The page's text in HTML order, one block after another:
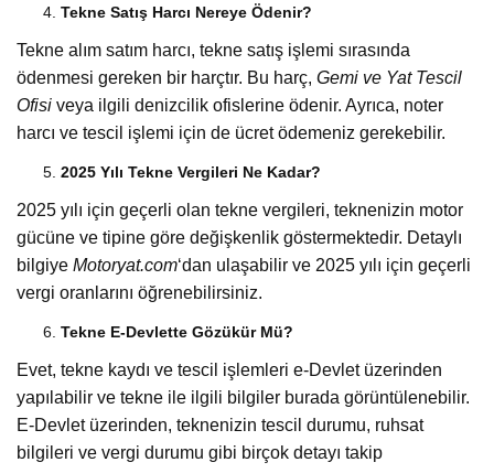
Tekne Satış Harcı Nereye Ödenir?
Tekne alım satım harcı, tekne satış işlemi sırasında
ödenmesi gereken bir harçtır. Bu harç, Gemi ve Yat Tescil
Ofisi veya ilgili denizcilik ofislerine ödenir. Ayrıca, noter
harcı ve tescil işlemi için de ücret ödemeniz gerekebilir.
2025 Yılı Tekne Vergileri Ne Kadar?
2025 yılı için geçerli olan tekne vergileri, teknenizin motor
gücüne ve tipine göre değişkenlik göstermektedir. Detaylı
bilgiye Motoryat.com‘dan ulaşabilir ve 2025 yılı için geçerli
vergi oranlarını öğrenebilirsiniz.
Tekne E-Devlette Gözükür Mü?
Evet, tekne kaydı ve tescil işlemleri e-Devlet üzerinden
yapılabilir ve tekne ile ilgili bilgiler burada görüntülenebilir.
E-Devlet üzerinden, teknenizin tescil durumu, ruhsat
bilgileri ve vergi durumu gibi birçok detayı takip